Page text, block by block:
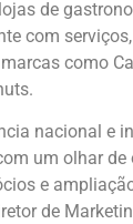
de
com
como
nacional e
um olhar de
e
de